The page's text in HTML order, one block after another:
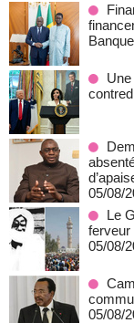
05/08/
Le
ferveur
05/08/
05/08/